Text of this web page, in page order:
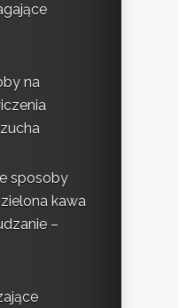
na
sposoby
kawa
–